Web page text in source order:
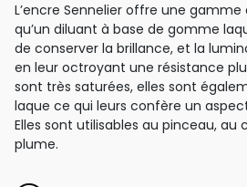
L’encre Sennelier offre une gamme
qu’un diluant à base de gomme
de conserver la brillance, et la
en leur octroyant une résistance
sont très saturées, elles sont
laque ce qui leurs confère un
Elles sont utilisables au pinceau, au
plume.